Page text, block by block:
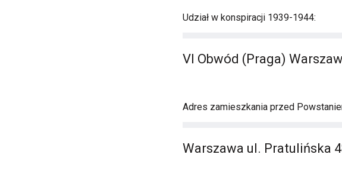
Udział w konspiracji 1939-1944:
VI Obwód (Praga)
Adres zamieszkania przed
Warszawa ul. Pratulińska